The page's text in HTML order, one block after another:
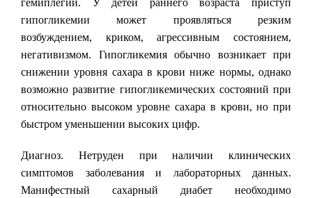
гемиплегии. У детей раннего возраста приступ
гипогликемии может проявляться резким
возбуждением, криком, агрессивным состоянием,
негативизмом. Гипогликемия обычно возникает при
снижении уровня сахара в крови ниже нормы, однако
возможно развитие гипогликемических состояний при
относительно высоком уровне сахара в крови, но при
быстром уменьшении высоких цифр.
Диагноз. Нетруден при наличии клинических
симптомов заболевания и лабораторных данных.
Манифестный сахарный диабет необходимо